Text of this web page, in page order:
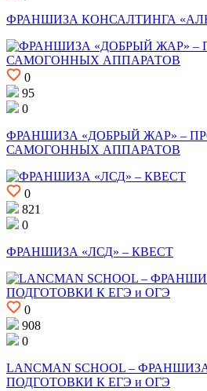
ФРАНШИЗА КОНСАЛТИНГА
0
95
0
ФРАНШИЗА «ДОБРЫЙ ЖАР» –
САМОГОННЫХ АППАРАТОВ
0
821
0
ФРАНШИЗА «ЛСД» – КВЕСТ
0
908
0
LANCMAN SCHOOL –
ПОДГОТОВКИ К ЕГЭ и ОГЭ